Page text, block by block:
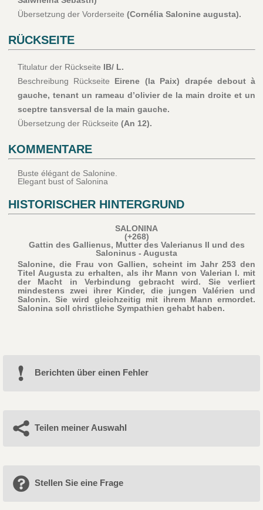
Übersetzung der Vorderseite (Cornélia Salonine augusta).
RÜCKSEITE
Titulatur der Rückseite IB/ L.
Beschreibung Rückseite Eirene (la Paix) drapée debout à
gauche, tenant un rameau d’olivier de la main droite et un
sceptre tansversal de la main gauche.
Übersetzung der Rückseite (An 12).
KOMMENTARE
Buste élégant de Salonine.
Elegant bust of Salonina
HISTORISCHER HINTERGRUND
SALONINA
(+268)
Gattin des Gallienus, Mutter des Valerianus II und des
Saloninus - Augusta
Salonine, die Frau von Gallien, scheint im Jahr 253 den
Titel Augusta zu erhalten, als ihr Mann von Valerian I. mit
der Macht in Verbindung gebracht wird. Sie verliert
mindestens zwei ihrer Kinder, die jungen Valérien und
Salonin. Sie wird gleichzeitig mit ihrem Mann ermordet.
Salonina soll christliche Sympathien gehabt haben.
Berichten über einen Fehler
Teilen meiner Auswahl
Stellen Sie eine Frage